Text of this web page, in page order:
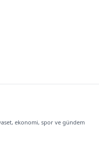
ekonomi, spor ve gündem